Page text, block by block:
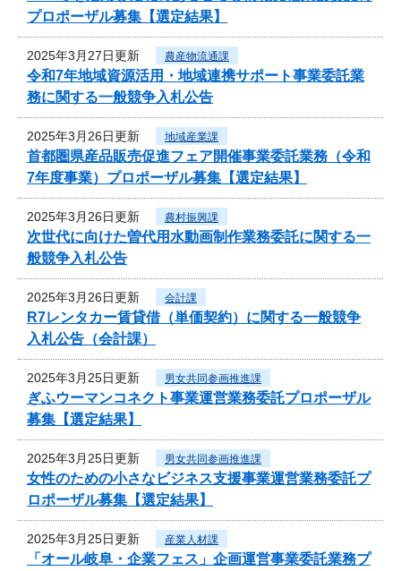
プロポーザル募集【選定結果】
2025年3月27日更新 農産物流通課
令和7年地域資源活用・地域連携サポート事業委託業
務に関する一般競争入札公告
2025年3月26日更新 地域産業課
首都圏県産品販売促進フェア開催事業委託業務（令和
7年度事業）プロポーザル募集【選定結果】
2025年3月26日更新 農村振興課
次世代に向けた曽代用水動画制作業務委託に関する一
般競争入札公告
2025年3月26日更新 会計課
R7レンタカー賃貸借（単価契約）に関する一般競争
入札公告（会計課）
2025年3月25日更新 男女共同参画推進課
ぎふウーマンコネクト事業運営業務委託プロポーザル
募集【選定結果】
2025年3月25日更新 男女共同参画推進課
女性のための小さなビジネス支援事業運営業務委託プ
ロポーザル募集【選定結果】
2025年3月25日更新 産業人材課
「オール岐阜・企業フェス」企画運営事業委託業務プ